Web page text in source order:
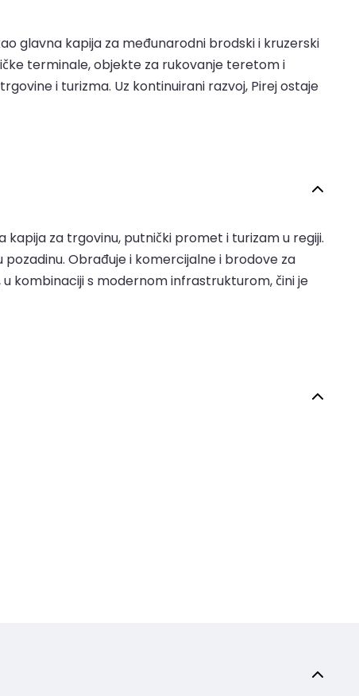
glavna kapija za međunarodni brodski i kruzerski
terminale, objekte za rukovanje teretom i
i turizma. Uz kontinuirani razvoj, Pirej ostaje
kapija za trgovinu, putnički promet i turizam u regiji.
Obrađuje i komercijalne i brodove za
kombinaciji s modernom infrastrukturom, čini je